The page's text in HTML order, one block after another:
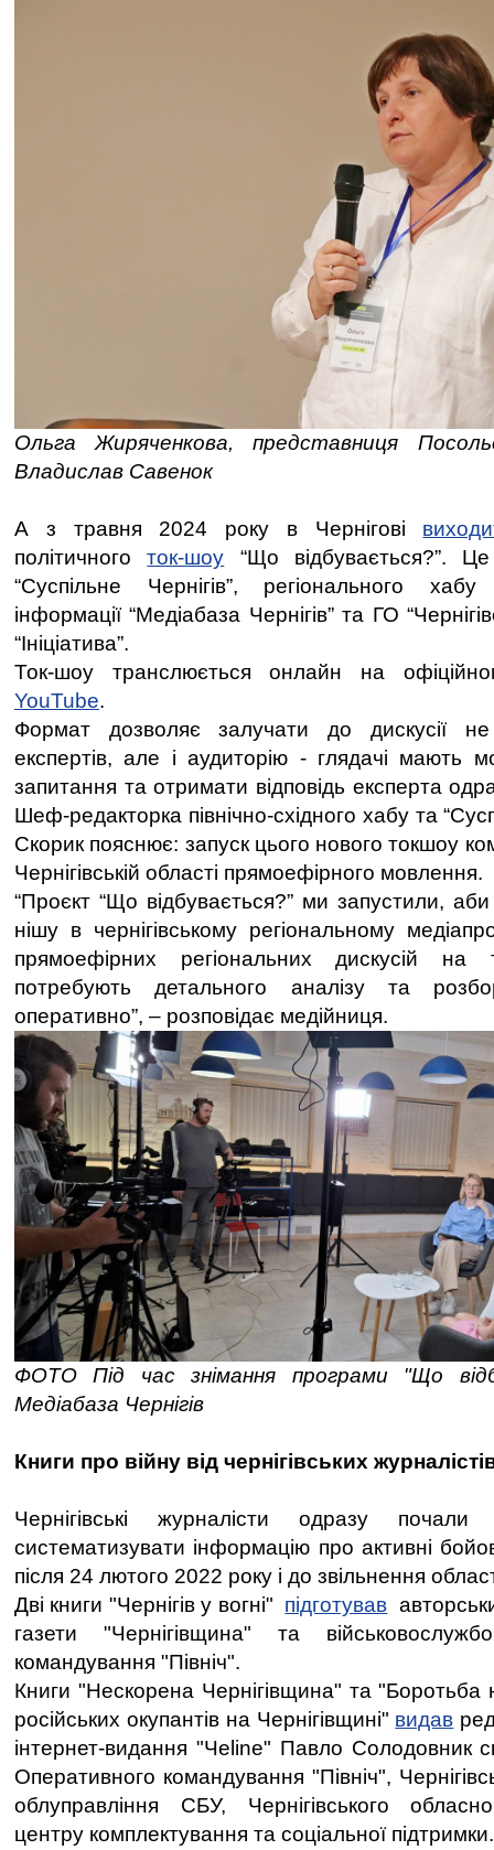
Ольга Жиряченкова, представниця
Владислав Савенок
А з травня 2024 року в Чернігові
політичноготок-шоу “Що відбувається?”.
“Суспільне Чернігів”, регіонального
інформації “Медіабаза Чернігів” та ГО
“Ініціатива”.
Ток-шоу транслюється онлайн на
YouTube.
Формат дозволяє залучати до дискусії
експертів, але і аудиторію - глядачі мають
запитання та отримати відповідь експерта
Шеф-редакторка північно-східного хабу та
Скорик пояснює: запуск цього нового токшоу
Чернігівській області прямоефірного мовлення.
“Проєкт “Що відбувається?” ми запустили,
нішу в чернігівському регіональному
прямоефірних регіональних дискусій на
потребують детального аналізу та
оперативно”, – розповідає медійниця.
ФОТО Під час знімання програми "Що
Медіабаза Чернігів
Книги про війну від чернігівських
Чернігівські журналісти одразу
систематизувати інформацію про активні
після 24 лютого 2022 року і до звільнення
Дві книги "Чернігів у вогні" підготував
газети "Чернігівщина" та
командування "Північ".
Книги "Нескорена Чернігівщина" та "Боротьба
російських окупантів на Чернігівщині" видав
інтернет-видання "Чеline" Павло Солодовник
Оперативного командування "Північ",
облуправління СБУ, Чернігівського
центру комплектування та соціальної підтримки.